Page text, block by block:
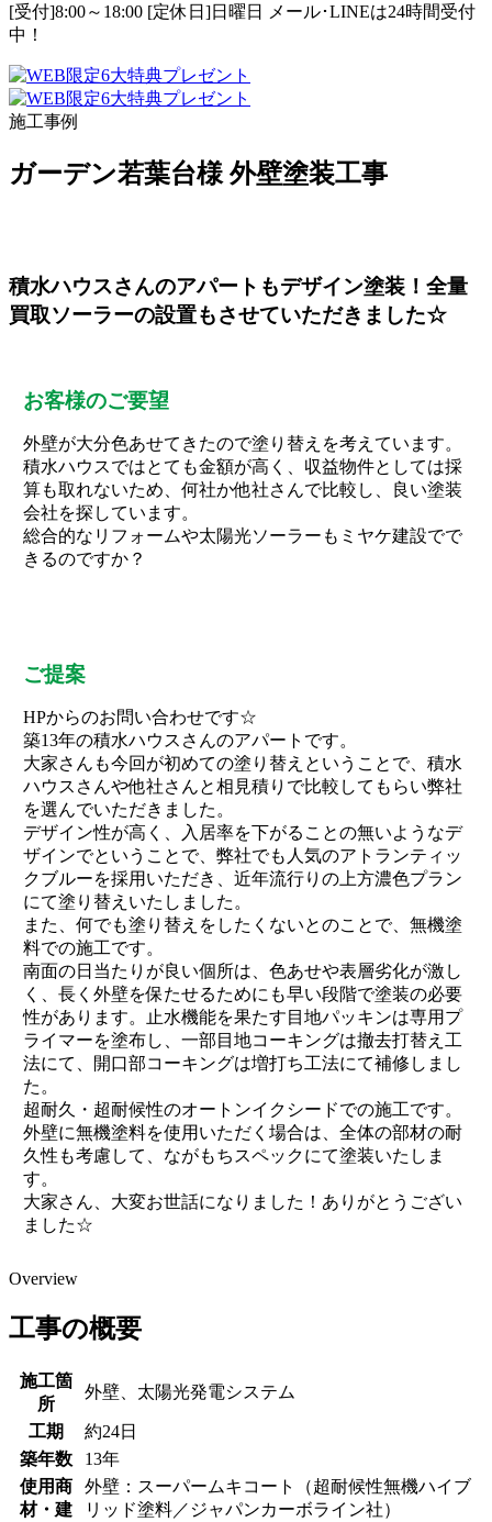
[受付]8:00～18:00 [定休日]日曜日
メール･LINEは24時間受付
中！
施工事例
ガーデン若葉台様 外壁塗装工事
積水ハウスさんのアパートもデザイン塗装！全量
買取ソーラーの設置もさせていただきました☆
お客様のご要望
外壁が大分色あせてきたので塗り替えを考えています。
積水ハウスではとても金額が高く、収益物件としては採
算も取れないため、何社か他社さんで比較し、良い塗装
会社を探しています。
総合的なリフォームや太陽光ソーラーもミヤケ建設でで
きるのですか？
ご提案
HPからのお問い合わせです☆
築13年の積水ハウスさんのアパートです。
大家さんも今回が初めての塗り替えということで、積水
ハウスさんや他社さんと相見積りで比較してもらい弊社
を選んでいただきました。
デザイン性が高く、入居率を下がることの無いようなデ
ザインでということで、弊社でも人気のアトランティッ
クブルーを採用いただき、近年流行りの上方濃色プラン
にて塗り替えいたしました。
また、何でも塗り替えをしたくないとのことで、無機塗
料での施工です。
南面の日当たりが良い個所は、色あせや表層劣化が激し
く、長く外壁を保たせるためにも早い段階で塗装の必要
性があります。止水機能を果たす目地パッキンは専用プ
ライマーを塗布し、一部目地コーキングは撤去打替え工
法にて、開口部コーキングは増打ち工法にて補修しまし
た。
超耐久・超耐候性のオートンイクシードでの施工です。
外壁に無機塗料を使用いただく場合は、全体の部材の耐
久性も考慮して、ながもちスペックにて塗装いたしま
す。
大家さん、大変お世話になりました！ありがとうござい
ました☆
Overview
工事の概要
施工箇
所
外壁、太陽光発電システム
工期
約24日
築年数
13年
使用商
材・建
外壁：スーパームキコート（超耐候性無機ハイブ
リッド塗料／ジャパンカーボライン社）